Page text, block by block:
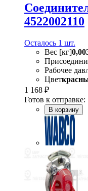
4522002110
Осталось 1 шт.
Вес [кг]
Рабочее
Цвет
1 168 ₽
Готов к отправке:
В корзину